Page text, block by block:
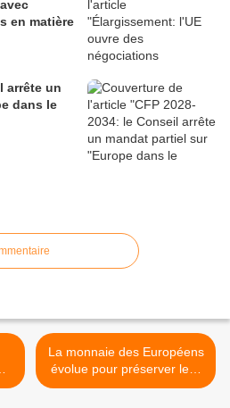
en matière
arrête un
dans le
La monnaie des Européens
évolue pour préserver leur
liberté de paiement, par